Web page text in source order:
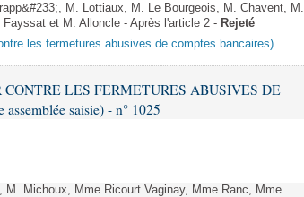
M. Lottiaux, M. Le Bourgeois, M. Chavent, M.
et M. Alloncle - Après l'article 2 - Rejeté
les fermetures abusives de comptes bancaires)
LES FERMETURES ABUSIVES DE
saisie) - n° 1025
Michoux, Mme Ricourt Vaginay, Mme Ranc, Mme